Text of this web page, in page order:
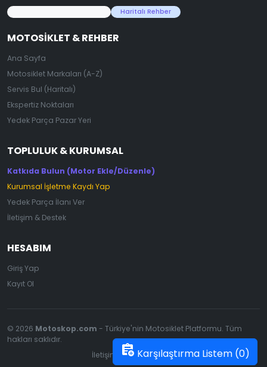
assignment_add Karşılaştırma Listem (0)
Haritalı Rehber
MOTOSIKLET & REHBER
Ana Sayfa
Motosiklet Markaları (A-Z)
Servis Bul (Haritalı)
Ekspertiz Noktaları
Yedek Parça Pazar Yeri
TOPLULUK & KURUMSAL
Katkıda Bulun (Motor Ekle/Düzenle)
Kurumsal İşletme Kaydı Yap
Yedek Parça İlanı Ver
İletişim & Destek
HESABIM
Giriş Yap
Kayıt Ol
© 2026 Motoskop.com - Türkiye'nin Motosiklet Platformu. Tüm
hakları saklıdır.
İletişim
Gizlilik Politikası